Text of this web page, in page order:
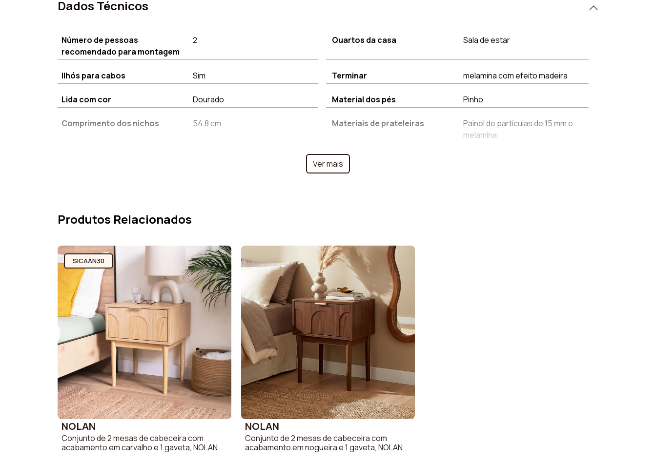
Dados Técnicos
Número de pessoas
recomendado para montagem
2 Quartos da casa Sala de estar
Ilhós para cabos Sim Terminar melamina com efeito madeira
Lida com cor Dourado Material dos pés Pinho
Comprimento dos nichos 54.8 cm Materiais de prateleiras
Painel de partículas de 15 mm e
melamina
Profundidade
Elevável Não Número de portas
Comprimento das portas 140 cm Largura das portas
Altura das portas 4 cm Largura
Altura dos pés Peso do produto
hora da assembléia 70 min Material de manuseio
Material das portas MDF de 15 mm e melamina Carga máxima suportada
Largura dos nichos 40 cm Altura dos nichos
Cor dos pés Castanho escuro Estrutura
Ver mais
Produtos Relacionados
SICAAN30
NOLAN
Conjunto de 2 mesas de cabeceira com
acabamento em carvalho e 1 gaveta, NOLAN
NOLAN
Conjunto de 2 mesas de cabeceira com
acabamento em nogueira e 1 gaveta, NOLAN